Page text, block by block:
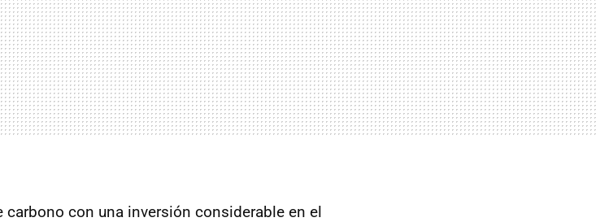
con una inversión considerable en el